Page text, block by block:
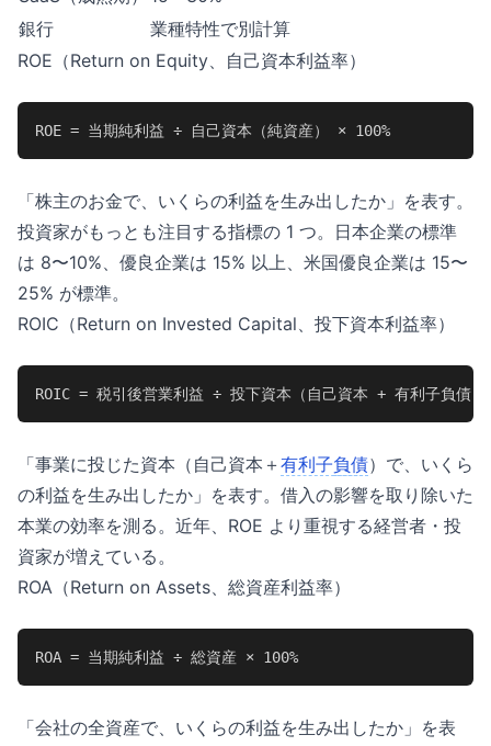
銀行
業種特性で別計算
ROE（Return on Equity、自己資本利益率）
ROE = 当期純利益 ÷ 自己資本（純資産） × 100%
「株主のお金で、いくらの利益を生み出したか」を表す。
投資家がもっとも注目する指標の 1 つ。日本企業の標準
は 8〜10%、優良企業は 15% 以上、米国優良企業は 15〜
25% が標準。
ROIC（Return on Invested Capital、投下資本利益率）
ROIC = 税引後営業利益 ÷ 投下資本（自己資本 + 有利子負債
「事業に投じた資本（自己資本＋有利子負債）で、いくら
の利益を生み出したか」を表す。借入の影響を取り除いた
本業の効率を測る。近年、ROE より重視する経営者・投
資家が増えている。
ROA（Return on Assets、総資産利益率）
ROA = 当期純利益 ÷ 総資産 × 100%
「会社の全資産で、いくらの利益を生み出したか」を表